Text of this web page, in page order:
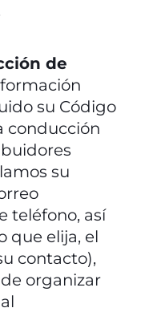
de
su Código
conducción
su
teléfono, así
que elija, el
contacto),
organizar